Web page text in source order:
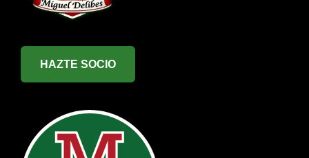
HAZTE SOCIO